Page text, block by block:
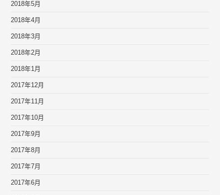
2018年5月
2018年4月
2018年3月
2018年2月
2018年1月
2017年12月
2017年11月
2017年10月
2017年9月
2017年8月
2017年7月
2017年6月